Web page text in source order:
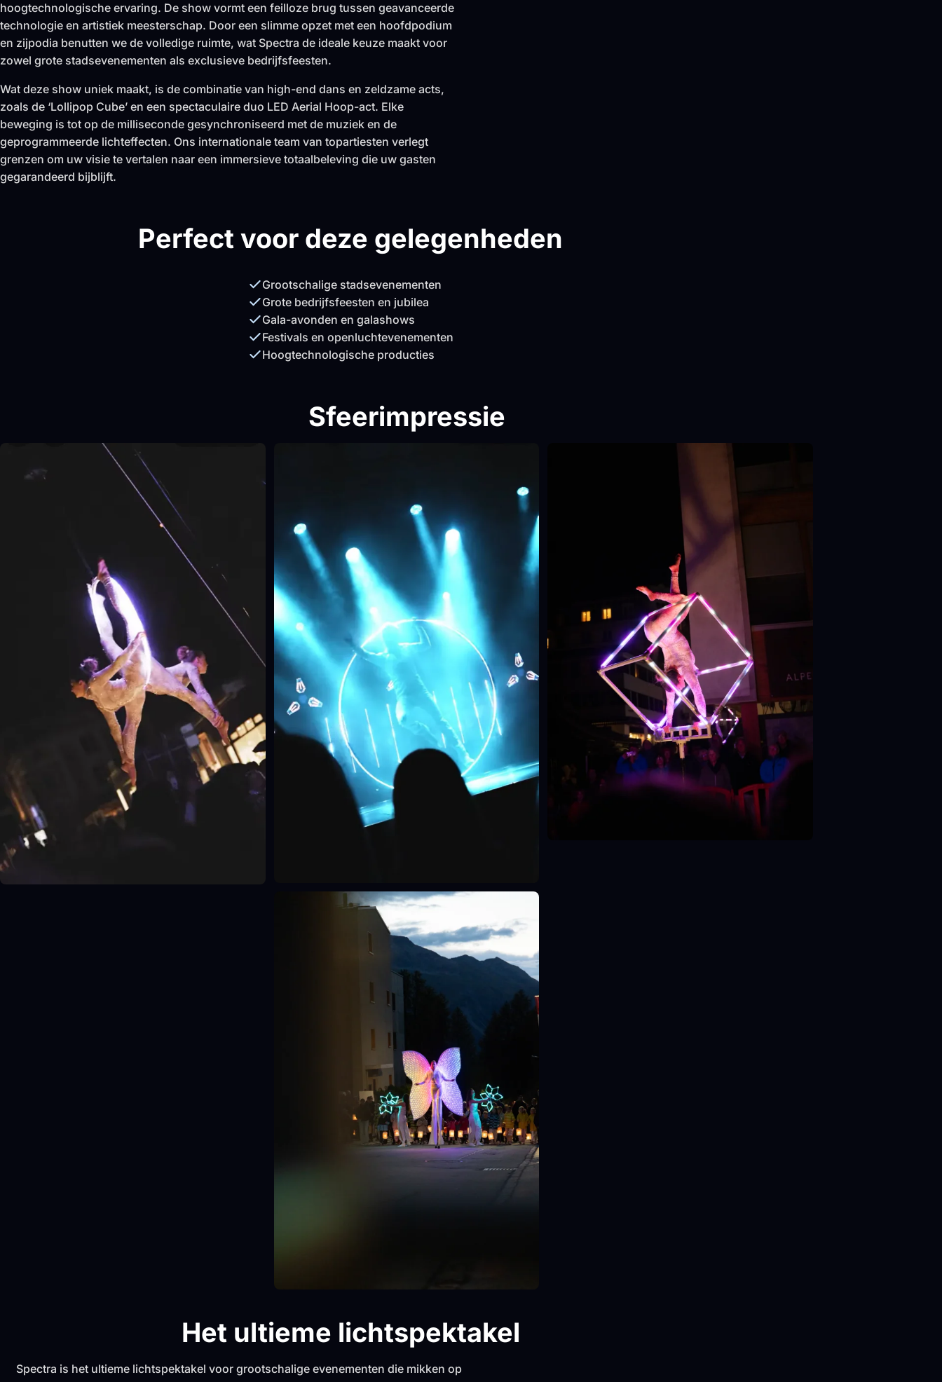
hoogtechnologische ervaring. De show vormt een feilloze brug tussen geavanceerde
technologie en artistiek meesterschap. Door een slimme opzet met een hoofdpodium
en zijpodia benutten we de volledige ruimte, wat Spectra de ideale keuze maakt voor
zowel grote stadsevenementen als exclusieve bedrijfsfeesten.
Wat deze show uniek maakt, is de combinatie van high-end dans en zeldzame acts,
zoals de ‘Lollipop Cube’ en een spectaculaire duo LED Aerial Hoop-act. Elke
beweging is tot op de milliseconde gesynchroniseerd met de muziek en de
geprogrammeerde lichteffecten. Ons internationale team van topartiesten verlegt
grenzen om uw visie te vertalen naar een immersieve totaalbeleving die uw gasten
gegarandeerd bijblijft.
Perfect voor deze gelegenheden
Grootschalige stadsevenementen
Grote bedrijfsfeesten en jubilea
Gala-avonden en galashows
Festivals en openluchtevenementen
Hoogtechnologische producties
Sfeerimpressie
Het ultieme lichtspektakel
Spectra is het ultieme lichtspektakel voor grootschalige evenementen die mikken op